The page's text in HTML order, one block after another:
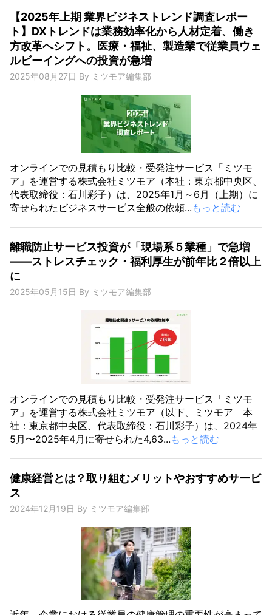
【2025年上期 業界ビジネストレンド調査レポー
ト】DXトレンドは業務効率化から人材定着、働き
方改革へシフト。医療・福祉、製造業で従業員ウェ
ルビーイングへの投資が急増
2025年08月27日 By ミツモア編集部
オンラインでの見積もり比較・受発注サービス「ミツモ
ア」を運営する株式会社ミツモア（本社：東京都中央区、
代表取締役：石川彩子）は、2025年1月～6月（上期）に
寄せられたビジネスサービス全般の依頼... もっと読む
離職防止サービス投資が「現場系５業種」で急増
――ストレスチェック・福利厚生が前年比２倍以上
に
2025年05月15日 By ミツモア編集部
オンラインでの見積もり比較・受発注サービス「ミツモ
ア」を運営する株式会社ミツモア（以下、ミツモア 本
社：東京都中央区、代表取締役：石川彩子）は、2024年
5月〜2025年4月に寄せられた4,63... もっと読む
健康経営とは？取り組むメリットやおすすめサービ
ス
2024年12月19日 By ミツモア編集部